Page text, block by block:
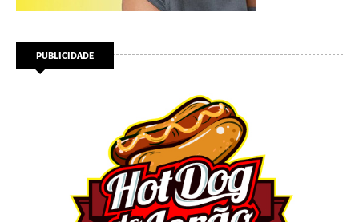
PUBLICIDADE